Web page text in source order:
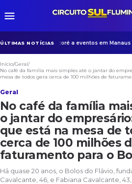
ÚLTIMAS NOTÍCIASde Manicoré a eventos em Manaus e
Início/Geral/
No café da família mais simples até o jantar do
mesa de todos gera cerca de 100 milhões de
Geral
No café da família
o jantar do
que está na mesa de
cerca de 100 milhões
faturamento para o
Há quase 20 anos, o Bolos do Flávio,
Cavalcante, 46, e Fabiana Cavalcante,